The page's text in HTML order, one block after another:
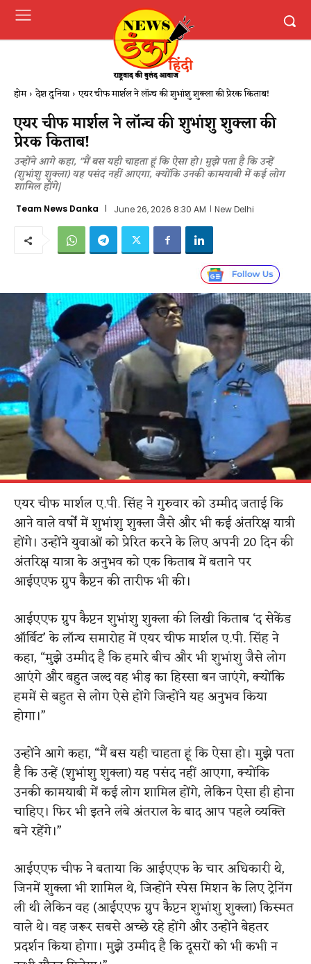
होम देश दुनिया एयर चीफ मार्शल ने लॉन्च की शुभांशु शुक्ला की प्रेरक किताब!
एयर चीफ मार्शल ने लॉन्च की शुभांशु शुक्ला की
प्रेरक किताब!
उन्होंने आगे कहा, "मैं बस यही चाहता हूं कि ऐसा हो। मुझे पता है कि उन्हें
(शुभांशु शुक्ला) यह पसंद नहीं आएगा, क्योंकि उनकी कामयाबी में कई लोग
शामिल होंगे|
Team News Danka June 26, 2026 8:30 AM New Delhi
एयर चीफ मार्शल ए.पी. सिंह ने गुरुवार को उम्मीद जताई कि
आने वाले वर्षों में शुभांशु शुक्ला जैसे और भी कई अंतरिक्ष यात्री
होंगे। उन्होंने युवाओं को प्रेरित करने के लिए अपनी 20 दिन की
अंतरिक्ष यात्रा के अनुभव को एक किताब में बताने पर
आईएएफ ग्रुप कैप्टन की तारीफ भी की।
आईएएफ ग्रुप कैप्टन शुभांशु शुक्ला की लिखी किताब ‘द सेकेंड
ऑर्बिट’ के लॉन्च समारोह में एयर चीफ मार्शल ए.पी. सिंह ने
कहा, “मुझे उम्मीद है कि हमारे बीच और भी शुभांशु जैसे लोग
आएंगे और बहुत जल्द वह भीड़ का हिस्सा बन जाएंगे, क्योंकि
हममें से बहुत से लोग ऐसे होंगे जिन्होंने यह अनुभव किया
होगा।”
उन्होंने आगे कहा, “मैं बस यही चाहता हूं कि ऐसा हो। मुझे पता
है कि उन्हें (शुभांशु शुक्ला) यह पसंद नहीं आएगा, क्योंकि
उनकी कामयाबी में कई लोग शामिल होंगे, लेकिन ऐसा ही होना
चाहिए। फिर भी इतने लंबे अंतराल के बाद आप पहले व्यक्ति
बने रहेंगे।”
आईएएफ चीफ ने बताया कि आईएएफ के चार अधिकारी थे,
जिनमें शुक्ला भी शामिल थे, जिन्होंने स्पेस मिशन के लिए ट्रेनिंग
ली थी लेकिन वह (आईएएफ ग्रुप कैप्टन शुभांशु शुक्ला) किस्मत
वाले थे। वह जरूर सबसे अच्छे रहे होंगे और उन्होंने बेहतर
प्रदर्शन किया होगा। मुझे उम्मीद है कि दूसरों को भी कभी न